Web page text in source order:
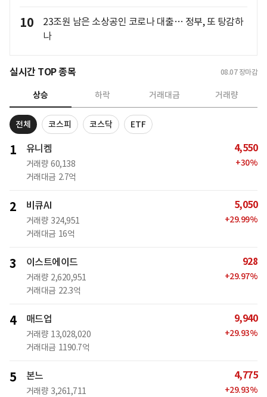
10
23조원 남은 소상공인 코로나 대출… 정부, 또 탕감하
나
실시간 TOP 종목 08.07 장마감
상승 하락 거래대금 거래량
전체 코스피 코스닥 ETF
1 유니켐
거래량 60,138
거래대금 2.7억
4,550
+30%
2 비큐AI
거래량 324,951
거래대금 16억
5,050
+29.99%
3 이스트에이드
거래량 2,620,951
거래대금 22.3억
928
+29.97%
4 매드업
거래량 13,028,020
거래대금 1190.7억
9,940
+29.93%
5 본느
거래량 3,261,711
4,775
+29.93%